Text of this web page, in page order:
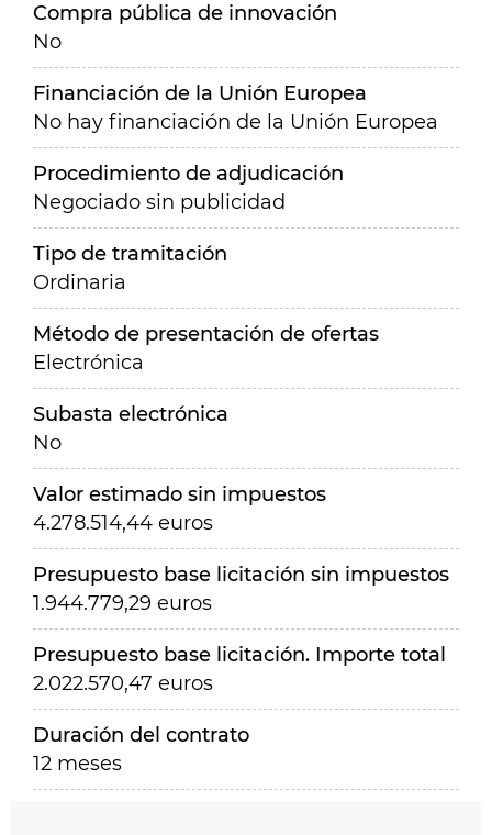
Compra pública de innovación
No
Financiación de la Unión Europea
No hay financiación de la Unión Europea
Procedimiento de adjudicación
Negociado sin publicidad
Tipo de tramitación
Ordinaria
Método de presentación de ofertas
Electrónica
Subasta electrónica
No
Valor estimado sin impuestos
4.278.514,44 euros
Presupuesto base licitación sin impuestos
1.944.779,29 euros
Presupuesto base licitación. Importe total
2.022.570,47 euros
Duración del contrato
12 meses